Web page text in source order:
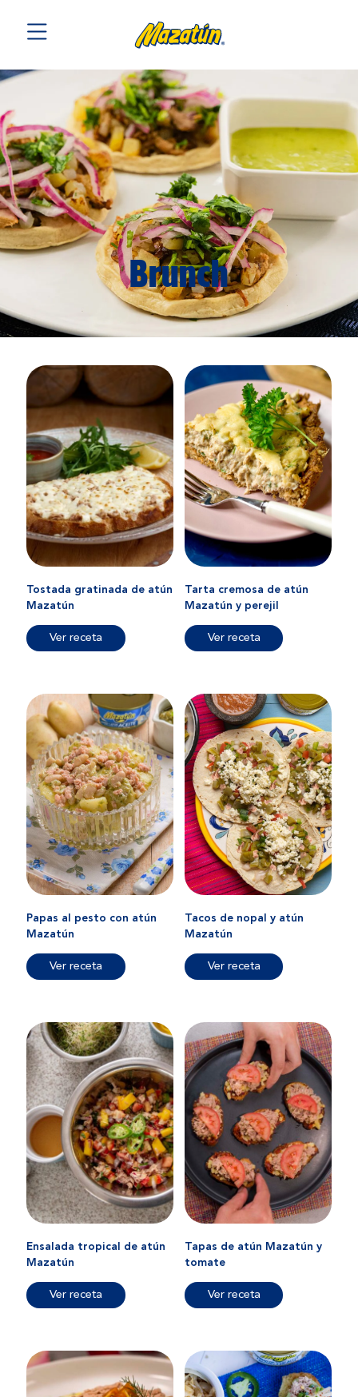
Brunch
Tostada gratinada de atún
Mazatún
Ver receta
Tarta cremosa de atún
Mazatún y perejil
Ver receta
Papas al pesto con atún
Mazatún
Ver receta
Tacos de nopal y atún
Mazatún
Ver receta
Ensalada tropical de atún
Mazatún
Ver receta
Tapas de atún Mazatún y
tomate
Ver receta